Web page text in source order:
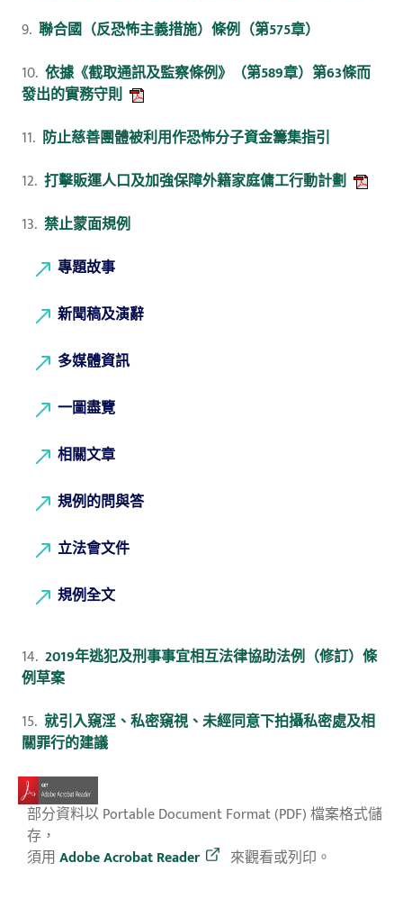
9. 聯合國（反恐怖主義措施）條例（第575章）
10. 依據《截取通訊及監察條例》（第589章）第63條而
發出的實務守則
11. 防止慈善團體被利用作恐怖分子資金籌集指引
12. 打擊販運人口及加強保障外籍家庭傭工行動計劃
13. 禁止蒙面規例
專題故事
新聞稿及演辭
多媒體資訊
一圖盡覽
相關文章
規例的問與答
立法會文件
規例全文
14. 2019年逃犯及刑事事宜相互法律協助法例（修訂）條
例草案
15. 就引入窺淫、私密窺視、未經同意下拍攝私密處及相
關罪行的建議
部分資料以 Portable Document Format (PDF) 檔案格式儲
存，
須用Adobe Acrobat Reader 來觀看或列印。